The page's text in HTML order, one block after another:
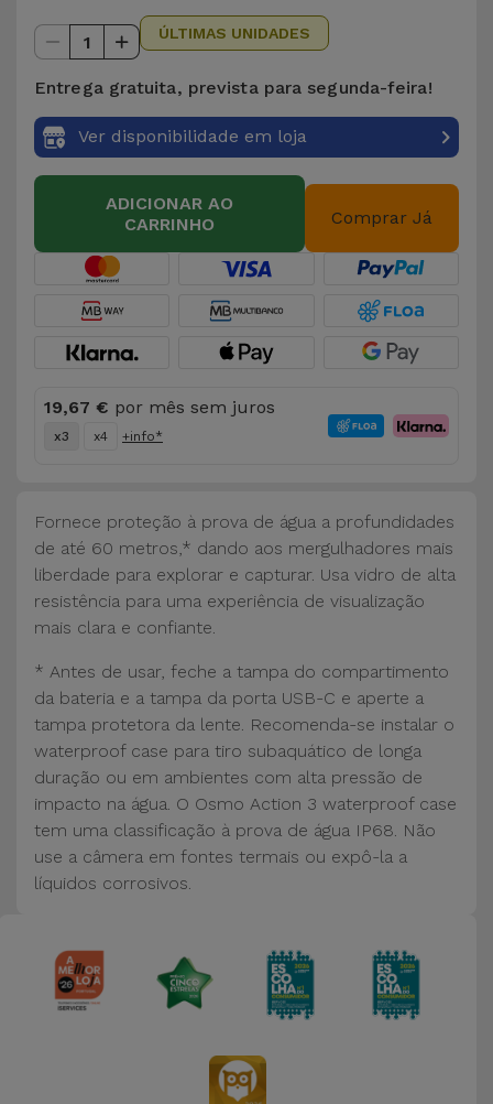
Ver
Gadgets
Higiene
Carteiras,
Bolsas e
Localizadores
e Acessórios
Auto e
Computador
Acessórios
iPad e
Kids
Ver
tudo
1 ÚLTIMAS UNIDADES
Entrega gratuita, prevista para segunda-feira!
Ver disponibilidade em loja
ADICIONAR AO
CARRINHO
Comprar Já
19,67 € por mês sem juros
x3 x4 +info*
Fornece proteção à prova de água a profundidades
de até 60 metros,* dando aos mergulhadores mais
liberdade para explorar e capturar. Usa vidro de alta
resistência para uma experiência de visualização
mais clara e confiante.
* Antes de usar, feche a tampa do compartimento
da bateria e a tampa da porta USB-C e aperte a
tampa protetora da lente. Recomenda-se instalar o
waterproof case para tiro subaquático de longa
duração ou em ambientes com alta pressão de
impacto na água. O Osmo Action 3 waterproof case
tem uma classificação à prova de água IP68. Não
use a câmera em fontes termais ou expô-la a
líquidos corrosivos.